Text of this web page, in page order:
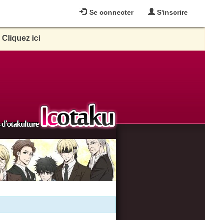
Se connecter S'inscrire
Cliquez ici